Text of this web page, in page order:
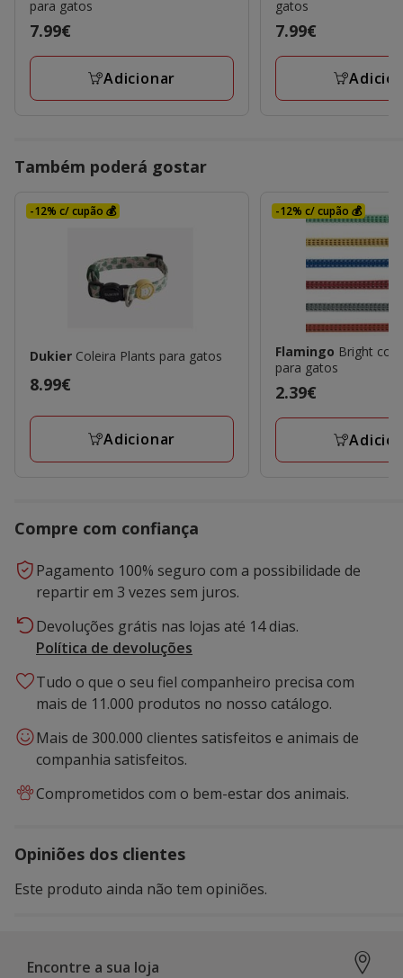
para gatos
Preço
7.99€
7.99€
Adicionar
gatos
Preço
7.99€
7.99€
Também poderá gostar
-12% c/ cupão 💰
Dukier Coleira Plants para gatos
Preço
8.99€
Adicionar
-12% c/ cupão 💰
Flamingo Bright
para gatos
Preço
2.39€
2.39€
Compre com confiança
Pagamento 100% seguro com a possibilidade de
repartir em 3 vezes sem juros.
Devoluções grátis nas lojas até 14 dias.
Política de devoluções
Tudo o que o seu fiel companheiro precisa com
mais de 11.000 produtos no nosso catálogo.
Mais de 300.000 clientes satisfeitos e animais de
companhia satisfeitos.
Comprometidos com o bem-estar dos animais.
Opiniões dos clientes
Este produto ainda não tem opiniões.
Encontre a sua loja